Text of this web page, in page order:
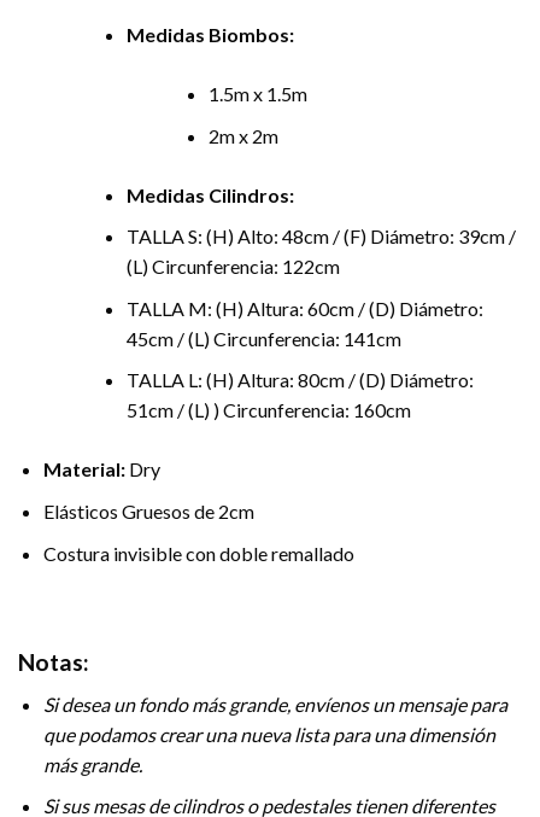
Medidas Biombos:
1.5m x 1.5m
2m x 2m
Medidas Cilindros:
TALLA S: (H) Alto: 48cm / (F) Diámetro: 39cm /
(L) Circunferencia: 122cm
TALLA M: (H) Altura: 60cm / (D) Diámetro:
45cm / (L) Circunferencia: 141cm
TALLA L: (H) Altura: 80cm / (D) Diámetro:
51cm / (L) ) Circunferencia: 160cm
Material:Dry
Elásticos Gruesos de 2cm
Costura invisible con doble remallado
Notas:
Si desea un fondo más grande, envíenos un mensaje para
que podamos crear una nueva lista para una dimensión
más grande.
Si sus mesas de cilindros o pedestales tienen diferentes